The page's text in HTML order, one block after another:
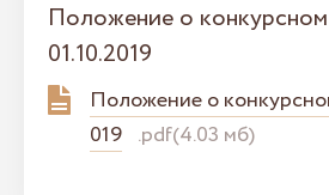
Положение о
01.10.2019
Положение о
019 .pdf(4.03 мб)